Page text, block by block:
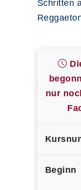
Schritten
nur
Beginn